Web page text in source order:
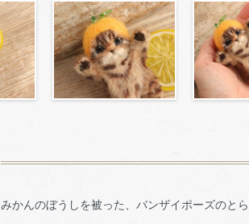
みかんのぼうしを被った、バンザイポーズのとら